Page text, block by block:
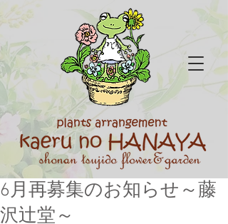
6月再募集のお知らせ～藤
沢辻堂～